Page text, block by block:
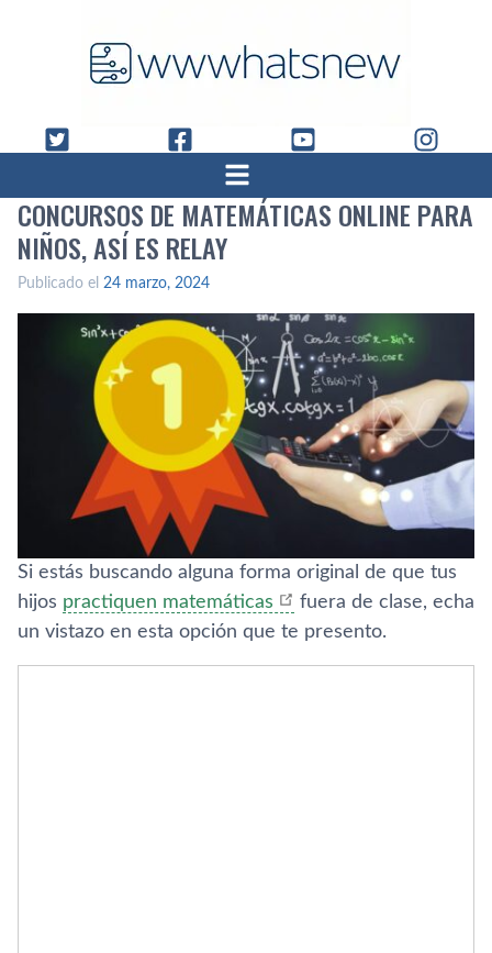
CONCURSOS DE MATEMÁTICAS ONLINE PARA
NIÑOS, ASÍ ES RELAY
Publicado el 24 marzo, 2024
Si estás buscando alguna forma original de que tus
hijos practiquen matemáticas
fuera de clase, echa
un vistazo en esta opción que te presento.